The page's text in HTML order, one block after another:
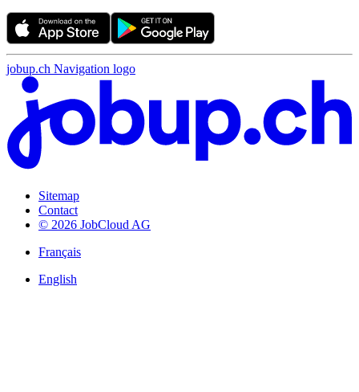
jobup.ch Navigation logo
Sitemap
Contact
© 2026 JobCloud AG
Français
English